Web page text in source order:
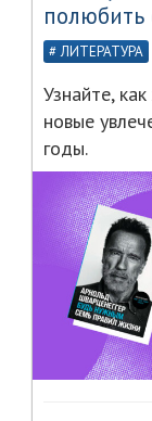
полюбить
ЛИТЕРАТУРА
Узнайте,
новые
годы.